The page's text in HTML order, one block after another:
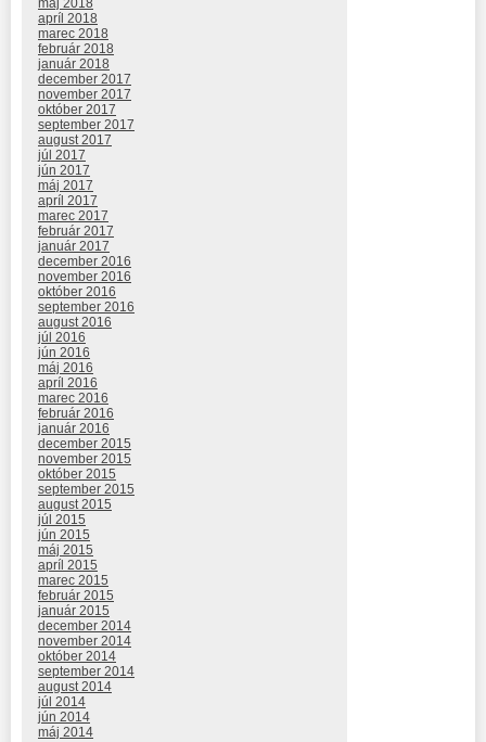
máj 2018
apríl 2018
marec 2018
február 2018
január 2018
december 2017
november 2017
október 2017
september 2017
august 2017
júl 2017
jún 2017
máj 2017
apríl 2017
marec 2017
február 2017
január 2017
december 2016
november 2016
október 2016
september 2016
august 2016
júl 2016
jún 2016
máj 2016
apríl 2016
marec 2016
február 2016
január 2016
december 2015
november 2015
október 2015
september 2015
august 2015
júl 2015
jún 2015
máj 2015
apríl 2015
marec 2015
február 2015
január 2015
december 2014
november 2014
október 2014
september 2014
august 2014
júl 2014
jún 2014
máj 2014